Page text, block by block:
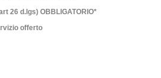
26 d.lgs) OBBLIGATORIO*
offerto